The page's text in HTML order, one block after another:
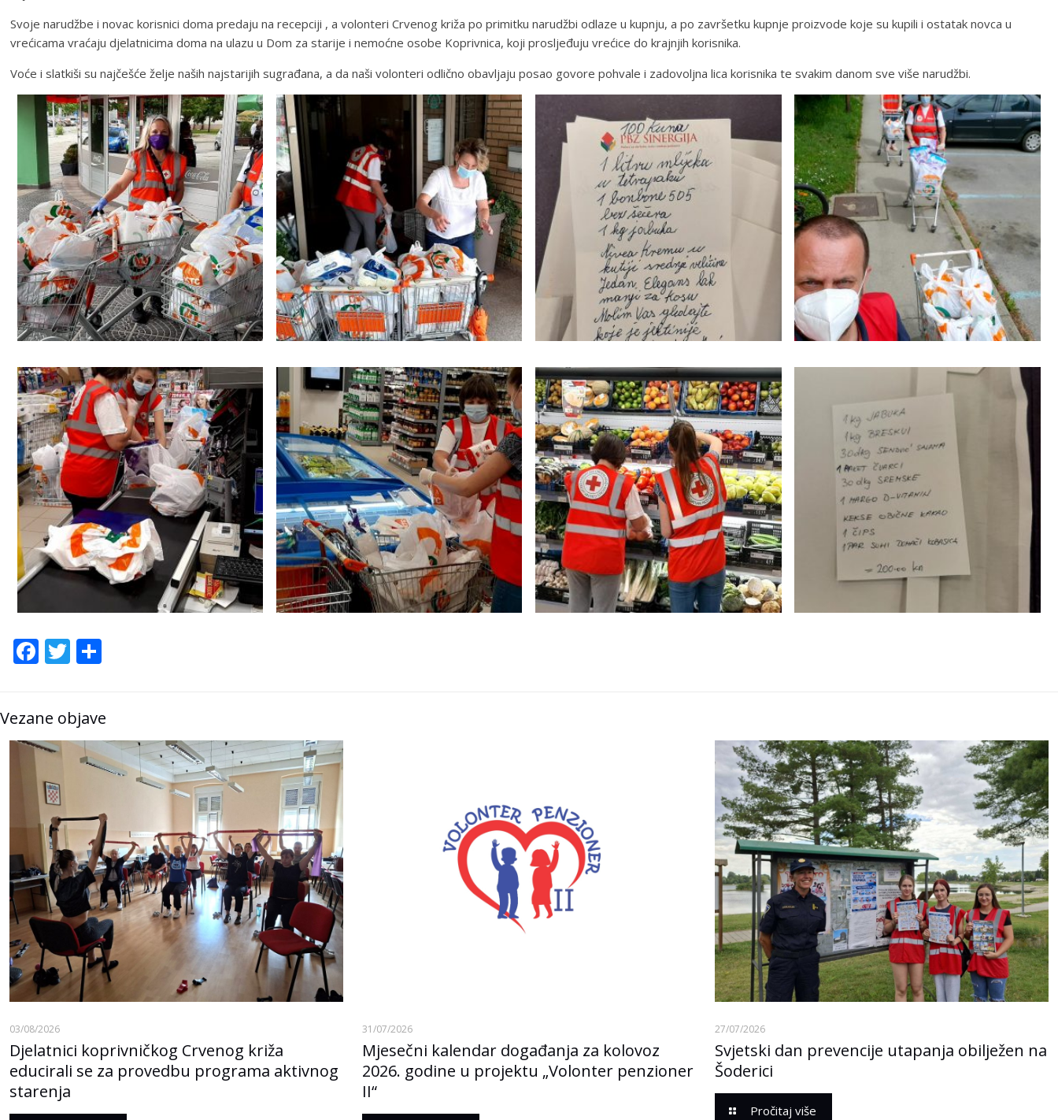
Svoje narudžbe i novac korisnici doma predaju na recepciji , a volonteri Crvenog križa po primitku narudžbi odlaze u kupnju, a po završetku kupnje proizvode koje su kupili i ostatak novca u
vrećicama vraćaju djelatnicima doma na ulazu u Dom za starije i nemoćne osobe Koprivnica, koji prosljeđuju vrećice do krajnjih korisnika.
Voće i slatkiši su najčešće želje naših najstarijih sugrađana, a da naši volonteri odlično obavljaju posao govore pohvale i zadovoljna lica korisnika te svakim danom sve više narudžbi.
Facebook
Twitter
Vezane objave
03/08/2026
Djelatnici koprivničkog Crvenog križa
educirali se za provedbu programa aktivnog
starenja
31/07/2026
Mjesečni kalendar događanja za kolovoz
2026. godine u projektu „Volonter penzioner
II“
27/07/2026
Svjetski dan prevencije utapanja obilježen na
Šoderici
Pročitaj više